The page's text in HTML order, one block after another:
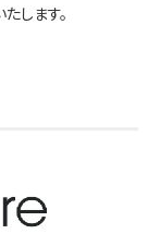
します。